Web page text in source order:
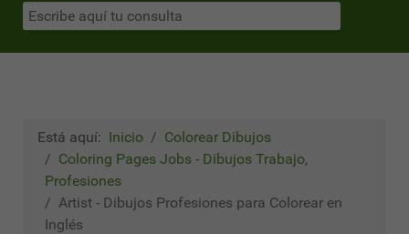
Está aquí: Inicio
Colorear Dibujos
Coloring Pages Jobs - Dibujos Trabajo,
Profesiones
Artist - Dibujos Profesiones para Colorear en
Inglés